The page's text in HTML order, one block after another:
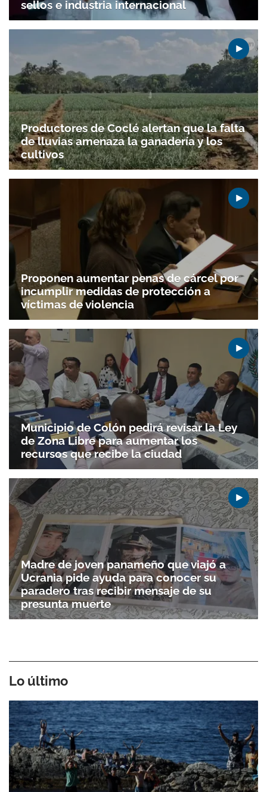
Gracias por suscribirte a nuestro boletín.
ACEPTAR
sellos e industria internacional
Productores de Coclé alertan que la falta
de lluvias amenaza la ganadería y los
cultivos
Proponen aumentar penas de cárcel por
incumplir medidas de protección a
víctimas de violencia
Municipio de Colón pedirá revisar la Ley
de Zona Libre para aumentar los
recursos que recibe la ciudad
Madre de joven panameño que viajó a
Ucrania pide ayuda para conocer su
paradero tras recibir mensaje de su
presunta muerte
Lo último